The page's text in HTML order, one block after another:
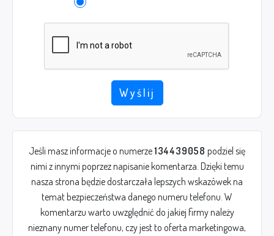
Wyślij
Jeśli masz informacje o numerze134439058 podziel się
nimi z innymi poprzez napisanie komentarza. Dzięki temu
nasza strona będzie dostarczała lepszych wskazówek na
temat bezpieczeństwa danego numeru telefonu. W
komentarzu warto uwzględnić do jakiej firmy należy
nieznany numer telefonu, czy jest to oferta marketingowa,